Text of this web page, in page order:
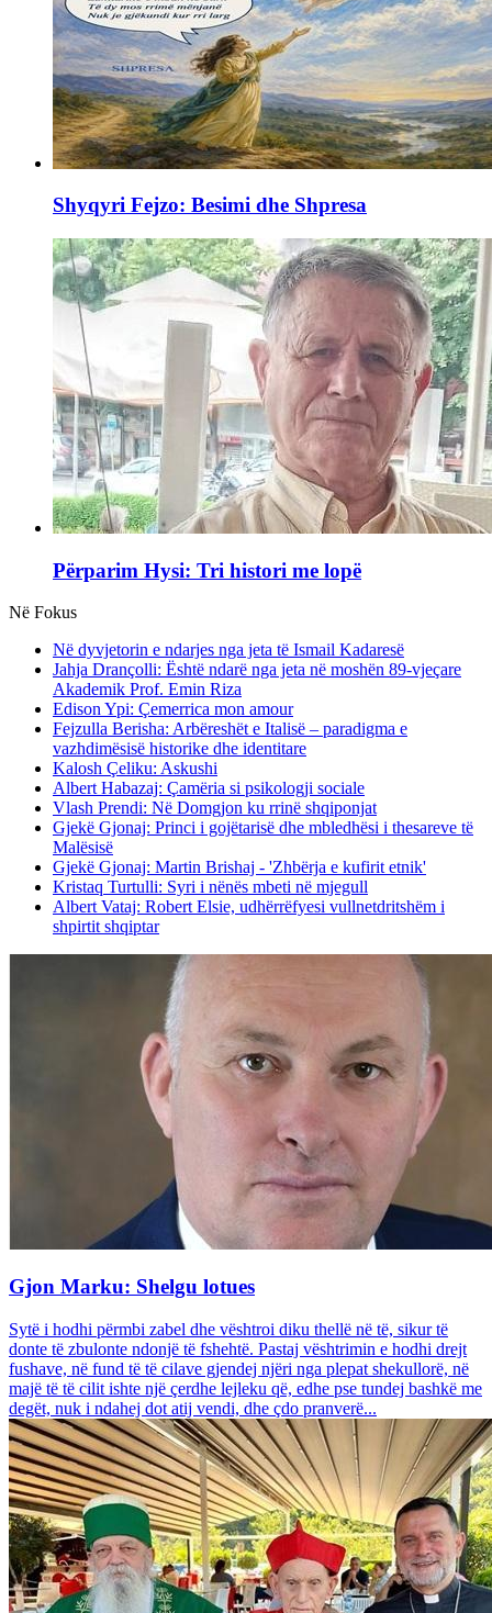
Shyqyri Fejzo: Besimi dhe Shpresa
Përparim Hysi: Tri histori me lopë
Në Fokus
Në dyvjetorin e ndarjes nga jeta të Ismail Kadaresë
Jahja Drançolli: Është ndarë nga jeta në moshën 89-vjeçare
Akademik Prof. Emin Riza
Edison Ypi: Çemerrica mon amour
Fejzulla Berisha: Arbëreshët e Italisë – paradigma e
vazhdimësisë historike dhe identitare
Kalosh Çeliku: Askushi
Albert Habazaj: Çamëria si psikologji sociale
Vlash Prendi: Në Domgjon ku rrinë shqiponjat
Gjekë Gjonaj: Princi i gojëtarisë dhe mbledhësi i thesareve të
Malësisë
Gjekë Gjonaj: Martin Brishaj - 'Zhbërja e kufirit etnik'
Kristaq Turtulli: Syri i nënës mbeti në mjegull
Albert Vataj: Robert Elsie, udhërrëfyesi vullnetdritshëm i
shpirtit shqiptar
Gjon Marku: Shelgu lotues
Sytë i hodhi përmbi zabel dhe vështroi diku thellë në të, sikur të
donte të zbulonte ndonjë të fshehtë. Pastaj vështrimin e hodhi drejt
fushave, në fund të të cilave gjendej njëri nga plepat shekullorë, në
majë të të cilit ishte një çerdhe lejleku që, edhe pse tundej bashkë me
degët, nuk i ndahej dot atij vendi, dhe çdo pranverë...